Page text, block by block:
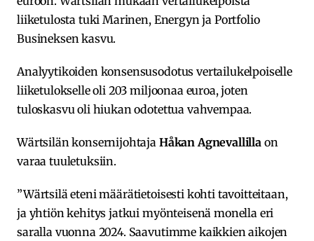
liiketulosta tuki Marinen, Energyn ja Portfolio
Busineksen kasvu.
Analyytikoiden konsensusodotus vertailukelpoiselle
liiketulokselle oli 203 miljoonaa euroa, joten
tuloskasvu oli hiukan odotettua vahvempaa.
Wärtsilän konsernijohtaja Håkan Agnevallilla on
varaa tuuletuksiin.
”Wärtsilä eteni määrätietoisesti kohti tavoitteitaan,
ja yhtiön kehitys jatkui myönteisenä monella eri
saralla vuonna 2024. Saavutimme kaikkien aikojen